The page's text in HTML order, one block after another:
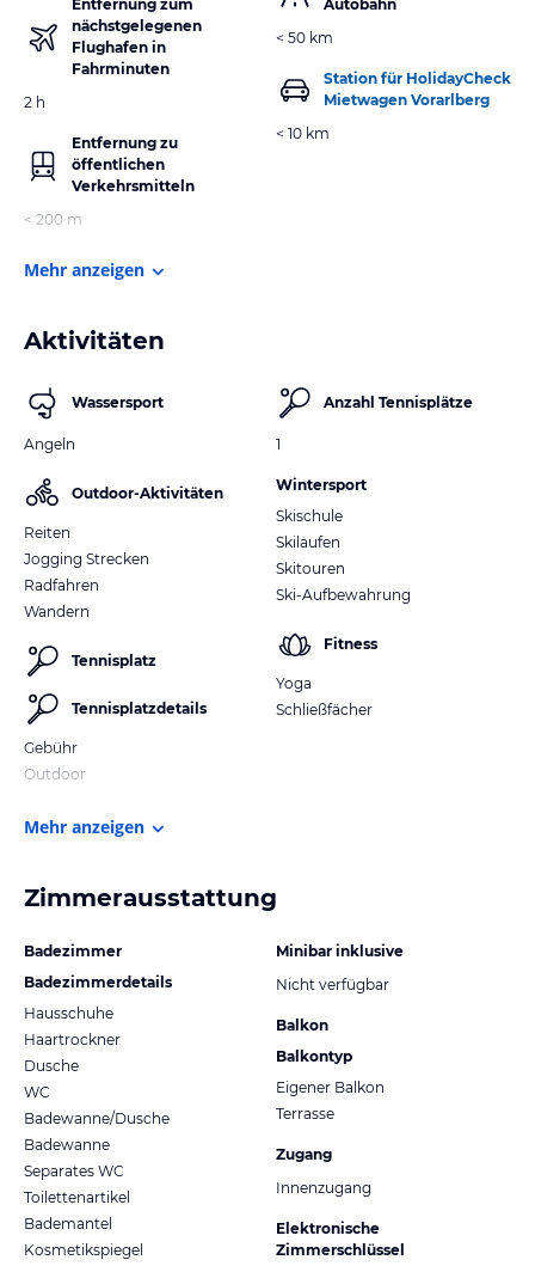
Entfernung zum
nächstgelegenen
Flughafen in
Fahrminuten
2 h
Entfernung zu
öffentlichen
Verkehrsmitteln
< 200 m
Autobahn
< 50 km
Station für HolidayCheck
Mietwagen Vorarlberg
< 10 km
Mehr anzeigen
Aktivitäten
Wassersport
Angeln
Outdoor-Aktivitäten
Reiten
Jogging Strecken
Radfahren
Wandern
Tennisplatz
Tennisplatzdetails
Gebühr
Outdoor
Anzahl Tennisplätze
1
Wintersport
Skischule
Skilaufen
Skitouren
Ski-Aufbewahrung
Fitness
Yoga
Schließfächer
Mehr anzeigen
Zimmerausstattung
Badezimmer
Badezimmerdetails
Hausschuhe
Haartrockner
Dusche
WC
Badewanne/Dusche
Badewanne
Separates WC
Toilettenartikel
Bademantel
Kosmetikspiegel
Minibar inklusive
Nicht verfügbar
Balkon
Balkontyp
Eigener Balkon
Terrasse
Zugang
Innenzugang
Elektronische
Zimmerschlüssel